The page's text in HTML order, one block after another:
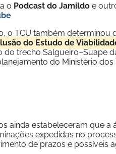
o Podcast do Jamildo e
o TCU também determinou
do Estudo de
do trecho Salgueiro–Suape
do Ministério
ainda estabeleceram que
expedidas no
de prazos e possíveis